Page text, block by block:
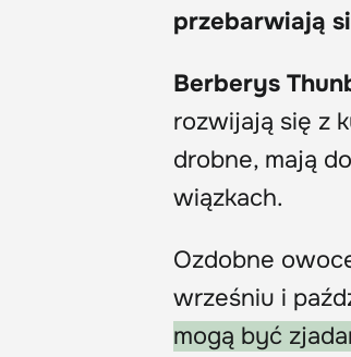
przebarwiają
Berberys
rozwijają się z
drobne, mają
wiązkach.
Ozdobne
wrześniu i
mogą być